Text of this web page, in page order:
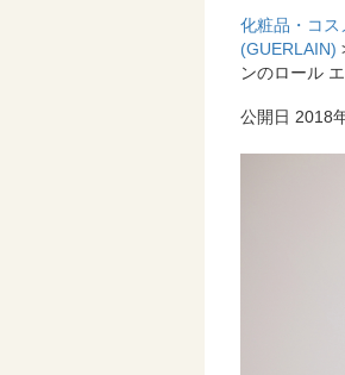
化粧品・コ
(GUERLAIN)
ンのロール
公開日 2018